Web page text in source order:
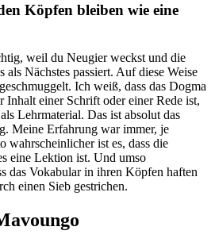
Köpfen bleiben wie eine
weil du Neugier weckst und die
Nächstes passiert. Auf diese Weise
Ich weiß, dass das Dogma
Inhalt einer Schrift oder einer Rede ist,
Lehrmaterial. Das ist absolut das
Meine Erfahrung war immer, je
wahrscheinlicher ist es, dass die
eine Lektion ist. Und umso
das Vokabular in ihren Köpfen haften
einen Sieb gestrichen.